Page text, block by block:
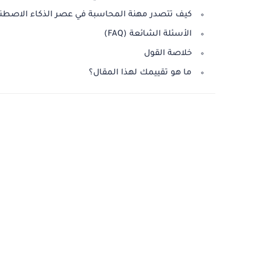
كيف تتصدر مهنة المحاسبة في عصر الذكاء
الأسئلة الشائعة (FAQ)
خلاصة القول
ما هو تقييمك لهذا المقال؟